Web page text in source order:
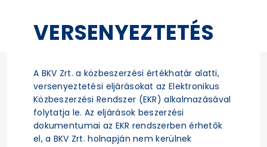
VERSENYEZTETÉS
A BKV Zrt. a közbeszerzési értékhatár alatti,
versenyeztetési eljárásokat az Elektronikus
Közbeszerzési Rendszer (EKR) alkalmazásával
folytatja le. Az eljárások beszerzési
dokumentumai az EKR rendszerben érhetők
el, a BKV Zrt. holnapján nem kerülnek